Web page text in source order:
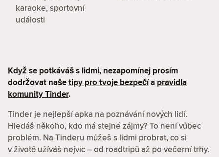
karaoke, sportovní
události
Když se potkáváš s lidmi, nezapomínej prosím
dodržovat našetipy pro tvoje bezpečía pravidla
komunity Tinder.
Tinder je nejlepší apka na poznávání nových lidí.
Hledáš někoho, kdo má stejné zájmy? To není vůbec
problém. Na Tinderu můžeš s lidmi probrat, co si
v životě užíváš nejvíc – od roadtripů až po večerní trhy.